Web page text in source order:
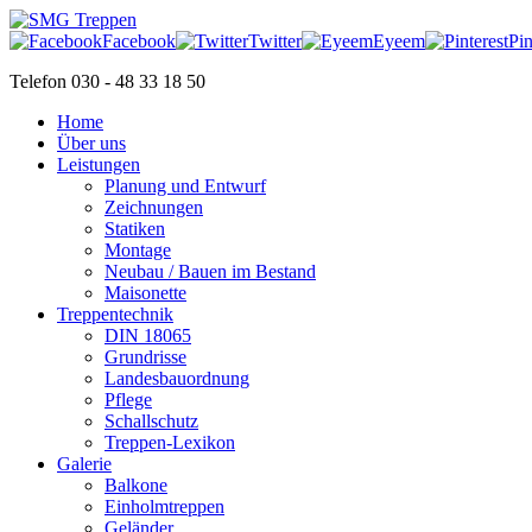
Facebook Twitter Eyeem
Telefon 030 - 48 33 18 50
Home
Über uns
Leistungen
Planung und Entwurf
Zeichnungen
Statiken
Montage
Neubau / Bauen im Bestand
Maisonette
Treppentechnik
DIN 18065
Grundrisse
Landesbauordnung
Pflege
Schallschutz
Treppen-Lexikon
Galerie
Balkone
Einholmtreppen
Geländer